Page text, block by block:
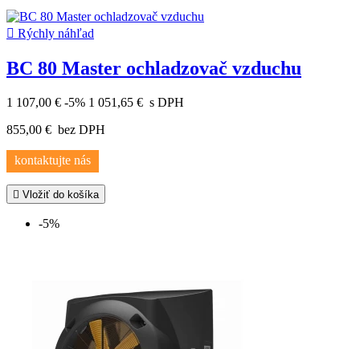
 Rýchly náhľad
BC 80 Master ochladzovač vzduchu
1 107,00 € -5% 1 051,65 € s DPH
855,00 € bez DPH
kontaktujte nás
 Vložiť do košíka
-5%